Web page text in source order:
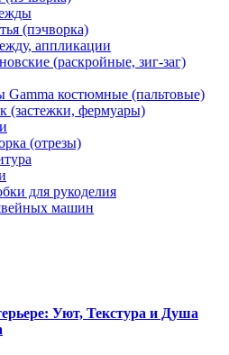
(пэчворка)
аппликации
(раскройные, зиг-заг)
Gamma костюмные (пальтовые)
(застежки, фермуары)
(отрезы)
для рукоделия
машин
Уют, Текстура и Душа